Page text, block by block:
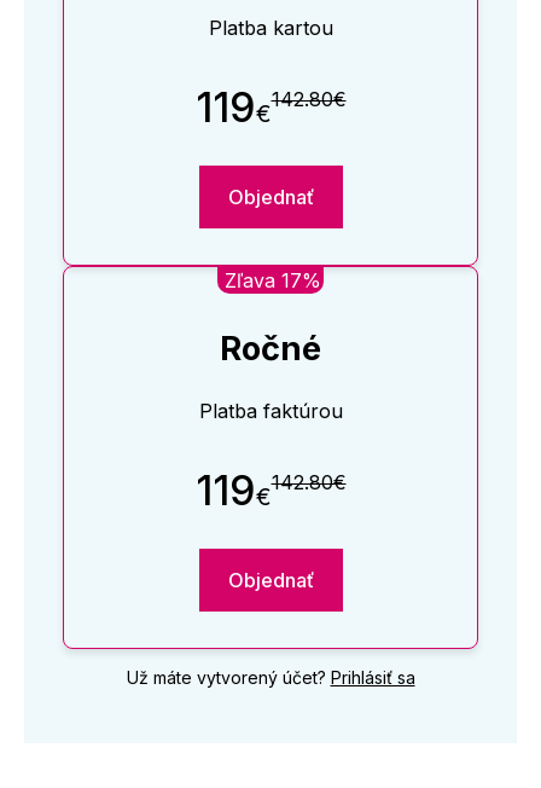
Platba kartou
119€142.80€
Objednať
Zľava 17%
Ročné
Platba faktúrou
119€142.80€
Objednať
Už máte vytvorený účet? Prihlásiť sa